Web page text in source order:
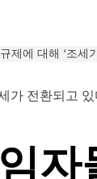
제에 대해 ‘조세
자